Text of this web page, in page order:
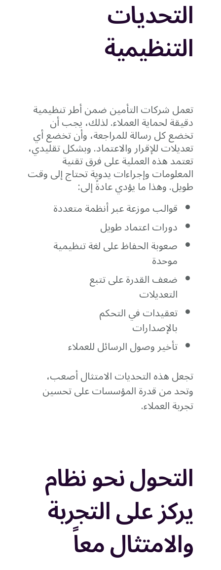
التحديات
التنظيمية
تعمل شركات التأمين ضمن أطر تنظيمية
دقيقة لحماية العملاء. لذلك، يجب أن
تخضع كل رسالة للمراجعة، وأن تخضع أي
تعديلات للإقرار والاعتماد. وبشكل تقليدي،
تعتمد هذه العملية على فرق تقنية
المعلومات وإجراءات يدوية تحتاج إلى وقت
طويل. وهذا ما يؤدي عادةً إلى:
قوالب موزعة عبر أنظمة متعددة
دورات اعتماد طويل
صعوبة الحفاظ على لغة تنظيمية
موحدة
ضعف القدرة على تتبع
التعديلات
تعقيدات في التحكم
بالإصدارات
تأخير وصول الرسائل للعملاء
تجعل هذه التحديات الامتثال أصعب،
وتحد من قدرة المؤسسات على تحسين
تجربة العملاء.
التحول نحو نظام
يركز على التجربة
والامتثال معاً